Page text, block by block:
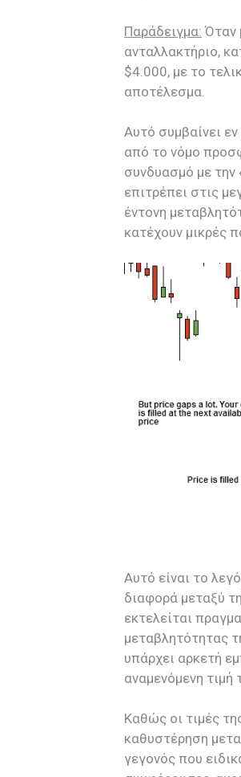
Παράδειγμα: Όταν
ανταλλακτήριο,
$4.000, με το
αποτέλεσμα.
Αυτό συμβαίνει
από το νόμο
συνδυασμό με την
επιτρέπει στις
έντονη
κατέχουν μικρές
Αυτό είναι το
διαφορά μεταξύ
εκτελείται
μεταβλητότητας
υπάρχει αρκετή
αναμενόμενη τιμή
Καθώς οι τιμές
καθυστέρηση
γεγονός που